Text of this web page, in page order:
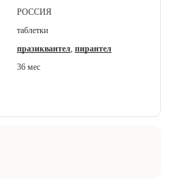
РОССИЯ
таблетки
празиквантел, пирантел
36 мес